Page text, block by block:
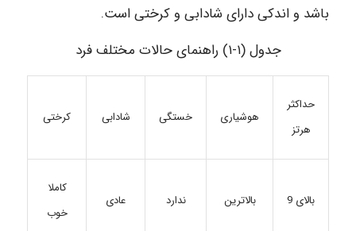
باشد و اندکی دارای شادابی و کرختی است.
جدول (۱-۱) راهنمای حالات مختلف فرد
حداکثر
هرتز
هوشیاری خستگی شادابی کرختی
بالای 9 بالاترین ندارد عادی
کاملا
خوب